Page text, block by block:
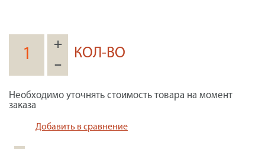
+
–
КОЛ-ВО
Необходимо уточнять стоимость товара на момент
заказа
Добавить в сравнение